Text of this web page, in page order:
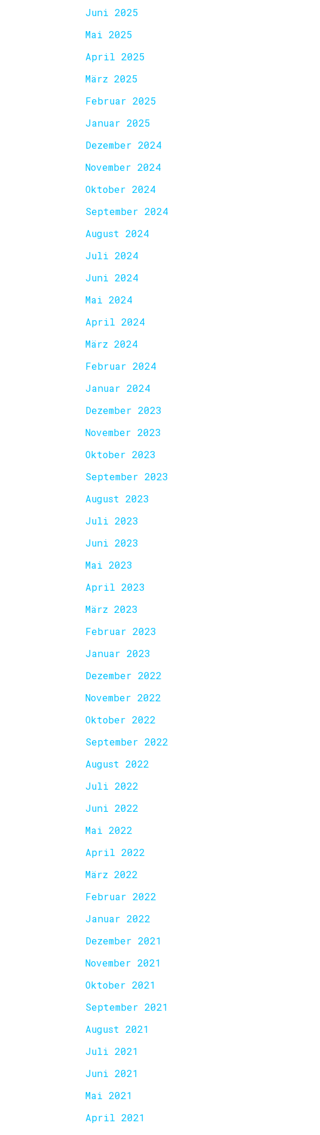
Juni 2025
Mai 2025
April 2025
März 2025
Februar 2025
Januar 2025
Dezember 2024
November 2024
Oktober 2024
September 2024
August 2024
Juli 2024
Juni 2024
Mai 2024
April 2024
März 2024
Februar 2024
Januar 2024
Dezember 2023
November 2023
Oktober 2023
September 2023
August 2023
Juli 2023
Juni 2023
Mai 2023
April 2023
März 2023
Februar 2023
Januar 2023
Dezember 2022
November 2022
Oktober 2022
September 2022
August 2022
Juli 2022
Juni 2022
Mai 2022
April 2022
März 2022
Februar 2022
Januar 2022
Dezember 2021
November 2021
Oktober 2021
September 2021
August 2021
Juli 2021
Juni 2021
Mai 2021
April 2021